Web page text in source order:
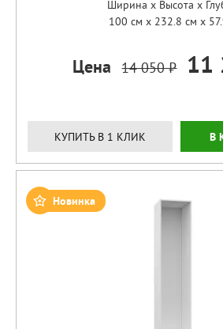
Ширина x Высота x
100 см x 232.8 см x
Цена 14 050 ₽ 11
КУПИТЬ В 1 КЛИК
Новинка